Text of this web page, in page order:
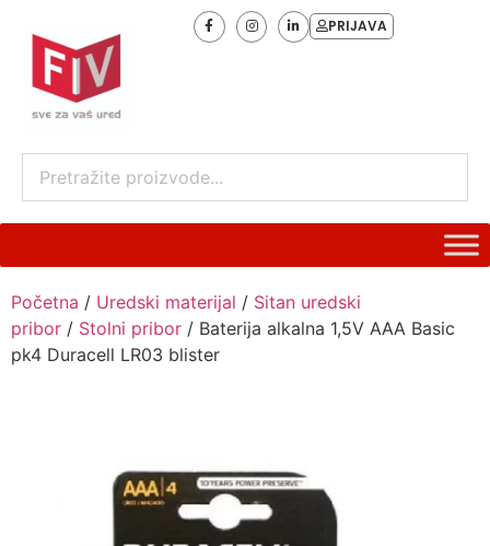
PRIJAVA
Početna / Uredski materijal / Sitan uredski
pribor / Stolni pribor / Baterija alkalna 1,5V AAA Basic
pk4 Duracell LR03 blister